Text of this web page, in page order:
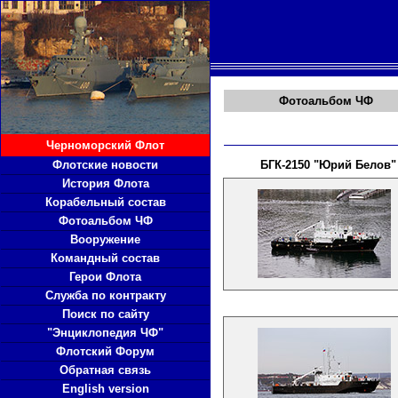
Черноморский Флот
Флотские новости
История Флота
Корабельный состав
Фотоальбом ЧФ
Вооружение
Командный состав
Герои Флота
Служба по контракту
Поиск по сайту
"Энциклопедия ЧФ"
Флотский Форум
Обратная связь
English version
Фотоальбом ЧФ
БГК-2150 "Юрий Белов"